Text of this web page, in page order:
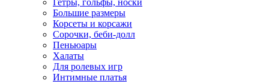
Гетры, гольфы, носки
Большие размеры
Корсеты и корсажи
Сорочки, беби-долл
Пеньюары
Халаты
Для ролевых игр
Интимные платья